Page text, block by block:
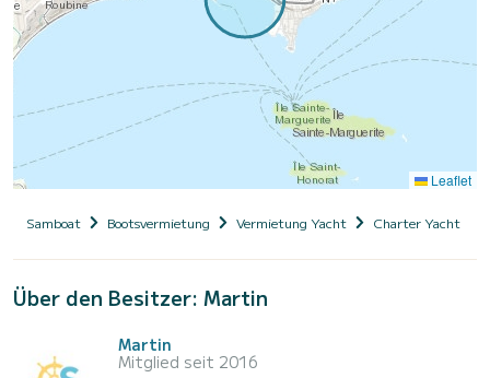
Leaflet
Samboat Bootsvermietung Vermietung Yacht Charter Yacht mit
Über den Besitzer: Martin
Martin
Mitglied seit 2016